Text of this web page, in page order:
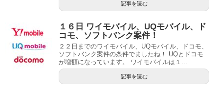
記事を読む
１６日 ワイモバイル、UQモバイル、ド
コモ、ソフトバンク案件！
２２日までのワイモバイル、UQモバイル、ドコモ、
ソフトバンク案件の条件でましたね！ UQとドコモ
が増額になっています。 ワイモバイルは１...
記事を読む